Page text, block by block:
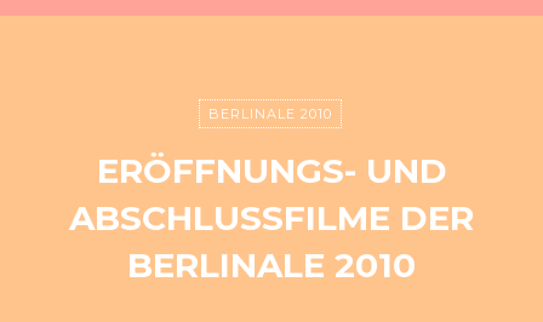
BERLINALE 2010
ERÖFFNUNGS- UND
ABSCHLUSSFILME DER
BERLINALE 2010